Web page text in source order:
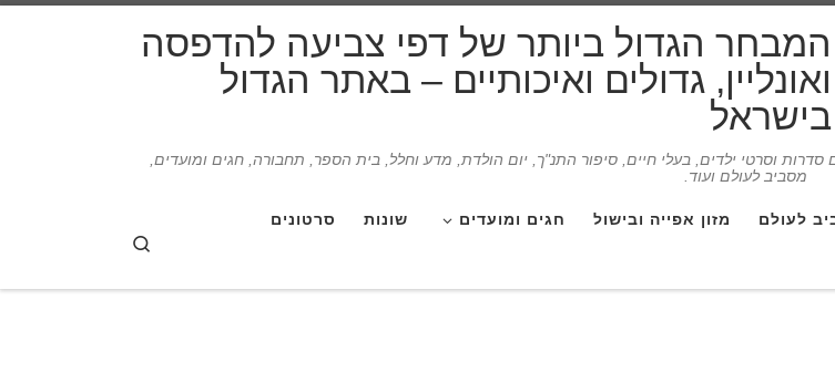
המבחר הגדול ביותר של דפי צביעה להדפסה
ואונליין, גדולים ואיכותיים – באתר הגדול
בישראל
וסרטי ילדים, בעלי חיים, סיפור התנ"ך, יום הולדת, מדע וחלל, בית הספר, תחבורה, חגים ומועדים,
מסביב לעולם ועוד.
לעולם מזון אפייה ובישול חגים ומועדים שונות סרטונים